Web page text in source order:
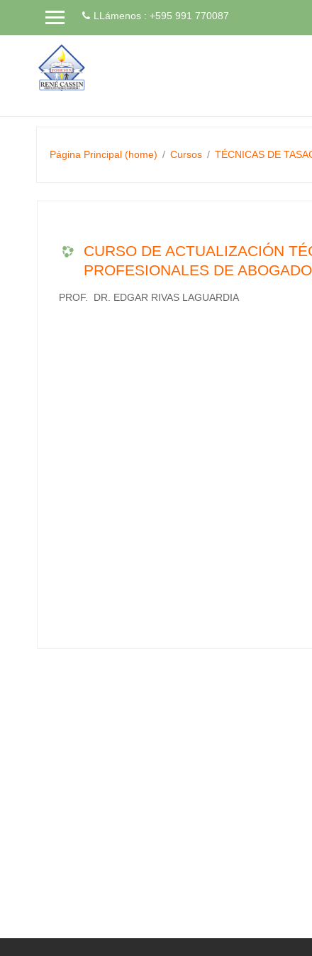
contenido
LLámenos : +595 991 770087
Página Principal (home) Cursos TÉCNICAS DE
CURSO DE ACTUALIZACIÓN
PROFESIONALES DE
PROF. DR. EDGAR RIVAS LAGUARDIA